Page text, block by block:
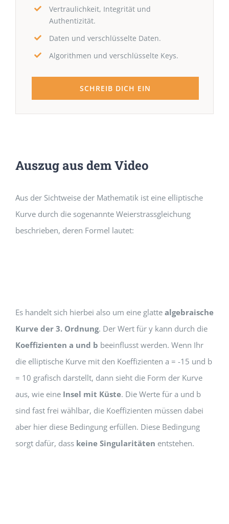
Vertraulichkeit, Integrität und
Authentizität.
Daten und verschlüsselte Daten.
Algorithmen und verschlüsselte Keys.
SCHREIB DICH EIN
Auszug aus dem Video
Aus der Sichtweise der Mathematik ist eine elliptische
Kurve durch die sogenannte Weierstrassgleichung
beschrieben, deren Formel lautet:
Es handelt sich hierbei also um eine glatte algebraische
Kurve der 3. Ordnung. Der Wert für y kann durch die
Koeffizienten a und b beeinflusst werden. Wenn Ihr
die elliptische Kurve mit den Koeffizienten a = -15 und b
= 10 grafisch darstellt, dann sieht die Form der Kurve
aus, wie eine Insel mit Küste. Die Werte für a und b
sind fast frei wählbar, die Koeffizienten müssen dabei
aber hier diese Bedingung erfüllen. Diese Bedingung
sorgt dafür, dass keine Singularitäten entstehen.